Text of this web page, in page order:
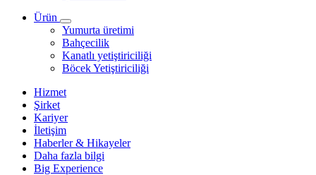
Ürün
Yumurta üretimi
Bahçecilik
Kanatlı yetiştiriciliği
Böcek Yetiştiriciliği
Hizmet
Şirket
Kariyer
İletişim
Haberler & Hikayeler
Daha fazla bilgi
Big Experience